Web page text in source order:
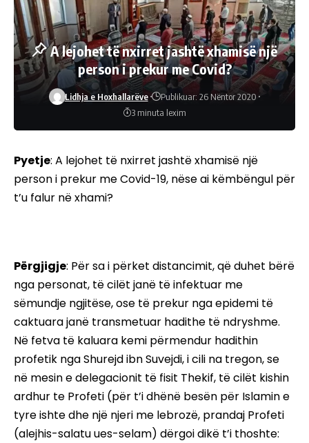
A lejohet të nxirret jashtë xhamisë një
person i prekur me Covid?
Lidhja e Hoxhallarëve
Publikuar: 26 Nëntor 2020
3 minuta lexim
Pyetje: A lejohet të nxirret jashtë xhamisë një
person i prekur me Covid-19, nëse ai këmbëngul për
t’u falur në xhami?
Përgjigje: Për sa i përket distancimit, që duhet bërë
nga personat, të cilët janë të infektuar me
sëmundje ngjitëse, ose të prekur nga epidemi të
caktuara janë transmetuar hadithe të ndryshme.
Në fetva të kaluara kemi përmendur hadithin
profetik nga Shurejd ibn Suvejdi, i cili na tregon, se
në mesin e delegacionit të fisit Thekif, të cilët kishin
ardhur te Profeti (për t’i dhënë besën për Islamin e
tyre ishte dhe një njeri me lebrozë, prandaj Profeti
(alejhis-salatu ues-selam) dërgoi dikë t’i thoshte: